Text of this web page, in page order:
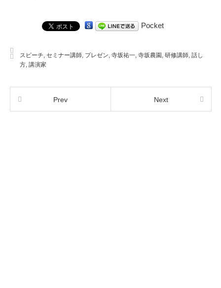
Pocket
スピーチ セミナー講師 プレゼン 寺坂祐一 寺坂農園 研修講師 話し
方 講演家
Prev Next